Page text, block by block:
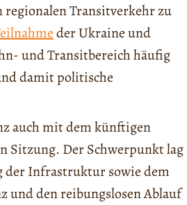
regionalen Transitverkehr zu
der Ukraine und
und Transitbereich häufig
damit politische
auch mit dem künftigen
Sitzung. Der Schwerpunkt lag
der Infrastruktur sowie dem
und den reibungslosen Ablauf